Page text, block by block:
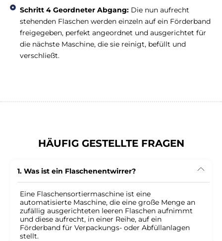
Schritt 4 Geordneter Abgang: Die nun aufrecht
stehenden Flaschen werden einzeln auf ein Förderband
freigegeben, perfekt angeordnet und ausgerichtet für
die nächste Maschine, die sie reinigt, befüllt und
verschließt.
HÄUFIG GESTELLTE FRAGEN
1. Was ist ein Flaschenentwirrer?
Eine Flaschensortiermaschine ist eine
automatisierte Maschine, die eine große Menge an
zufällig ausgerichteten leeren Flaschen aufnimmt
und diese aufrecht, in einer Reihe, auf ein
Förderband für Verpackungs- oder Abfüllanlagen
stellt.